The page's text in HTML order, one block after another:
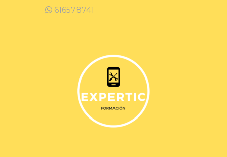
616578741